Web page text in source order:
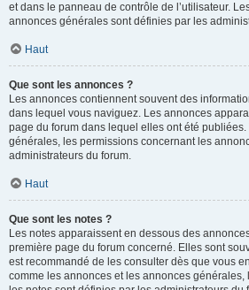
et dans le panneau de contrôle de l’utilisateur.
annonces générales sont définies par les
Haut
Que sont les annonces ?
Les annonces contiennent souvent des
dans lequel vous naviguez. Les annonces
page du forum dans lequel elles ont été
générales, les permissions concernant les
administrateurs du forum.
Haut
Que sont les notes ?
Les notes apparaissent en dessous des
première page du forum concerné. Elles sont
est recommandé de les consulter dès que vous
comme les annonces et les annonces